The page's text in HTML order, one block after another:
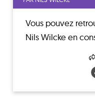
Vous pouvez
Nils Wilcke en